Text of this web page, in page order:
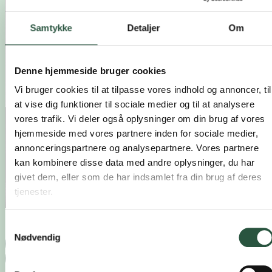
Samtykke Detaljer Om
Denne hjemmeside bruger cookies
Vi bruger cookies til at tilpasse vores indhold og annoncer, til
at vise dig funktioner til sociale medier og til at analysere
vores trafik. Vi deler også oplysninger om din brug af vores
hjemmeside med vores partnere inden for sociale medier,
annonceringspartnere og analysepartnere. Vores partnere
kan kombinere disse data med andre oplysninger, du har
givet dem, eller som de har indsamlet fra din brug af deres
tjenester.
Nødvendig
+45 22 74 12 49